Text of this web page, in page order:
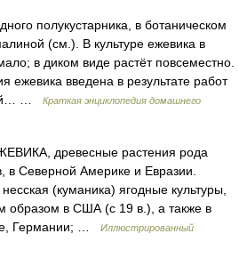
полукустарника, в ботаническом
(см.). В культуре ежевика в
в диком виде растёт повсеместно.
ежевика введена в результате работ
…
Краткая энциклопедия домашнего
древесные растения рода
в Северной Америке и Евразии.
(куманика) ягодные культуры,
образом в США (с 19 в.), а также в
Германии; …
Иллюстрированный